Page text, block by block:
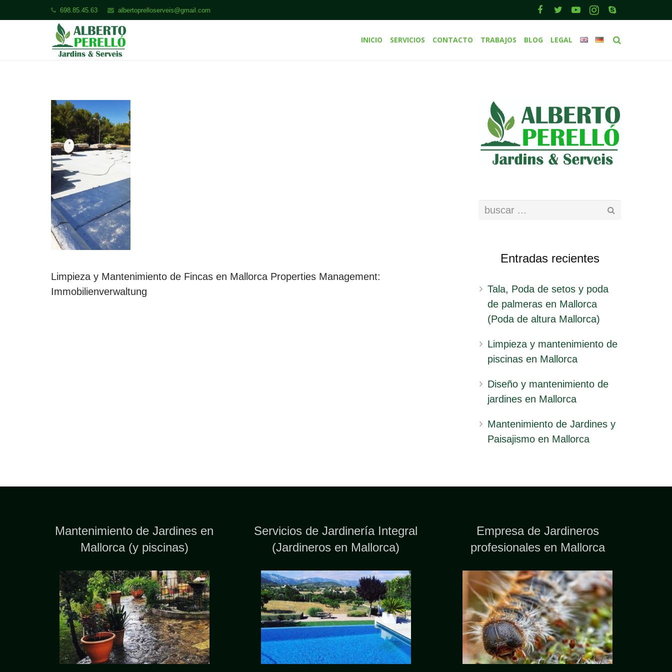
698.85.45.63 albertoprelloserveis@gmail.com
INICIO SERVICIOS CONTACTO TRABAJOS BLOG LEGAL
Limpieza y Mantenimiento de Fincas en Mallorca Properties Management:
Immobilienverwaltung
Entradas recientes
Tala, Poda de setos y poda
de palmeras en Mallorca
(Poda de altura Mallorca)
Limpieza y mantenimiento de
piscinas en Mallorca
Diseño y mantenimiento de
jardines en Mallorca
Mantenimiento de Jardines y
Paisajismo en Mallorca
Mantenimiento de Jardines en
Mallorca (y piscinas)
Servicios de Jardinería Integral
(Jardineros en Mallorca)
Empresa de Jardineros
profesionales en Mallorca